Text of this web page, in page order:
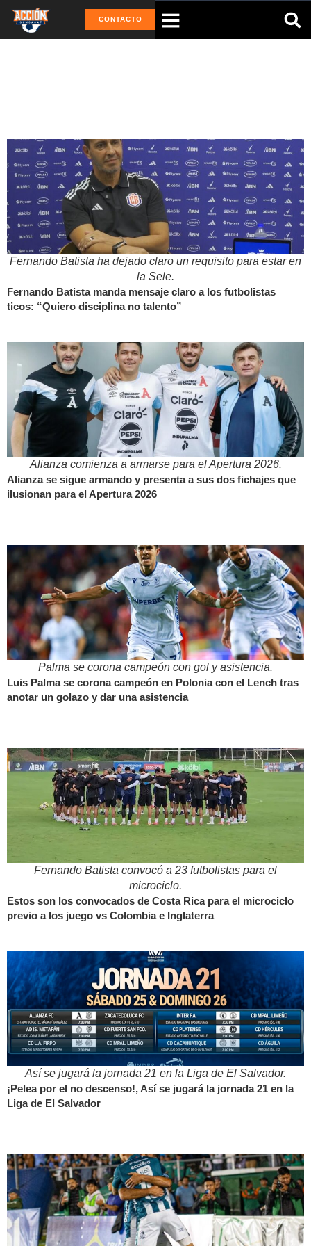
CONTACTO
Fernando Batista ha dejado claro un requisito para estar en
la Sele.
Fernando Batista manda mensaje claro a los futbolistas
ticos: “Quiero disciplina no talento”
Alianza comienza a armarse para el Apertura 2026.
Alianza se sigue armando y presenta a sus dos fichajes que
ilusionan para el Apertura 2026
Palma se corona campeón con gol y asistencia.
Luis Palma se corona campeón en Polonia con el Lench tras
anotar un golazo y dar una asistencia
Fernando Batista convocó a 23 futbolistas para el
microciclo.
Estos son los convocados de Costa Rica para el microciclo
previo a los juego vs Colombia e Inglaterra
Así se jugará la jornada 21 en la Liga de El Salvador.
¡Pelea por el no descenso!, Así se jugará la jornada 21 en la
Liga de El Salvador